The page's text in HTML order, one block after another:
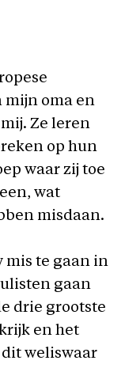
mijn oma en
Ze leren
op hun
waar zij toe
wat
misdaan.
mis te gaan in
gaan
drie grootste
en het
weliswaar